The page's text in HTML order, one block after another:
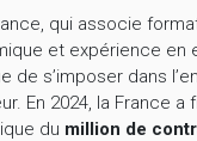
qui associe
et expérience en
de s’imposer dans
En 2024, la France a
du million de